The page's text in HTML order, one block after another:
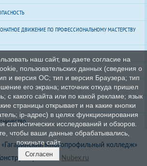
ДВИЖЕНИЕ ПО ПРОФЕССИОНАЛЬНОМУ МАСТЕРСТВУ
многопрофильный колледж»
сайтов
Nubex.ru
наш сайт, вы даете согласие на
пользовательских данных (сведения о
и версия ОС; тип и версия Браузера; тип
его экрана; источник откуда пришел
с какого сайта или по какой рекламе; язык
страницы открывает и на какие кнопки
ip-адрес) в целях функционирования
статистических исследований и обзоров.
чтобы ваши данные обрабатывались,
покиньте сайт.
Согласен